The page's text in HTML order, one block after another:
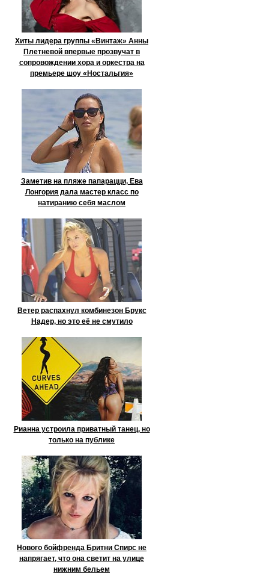
Хиты лидера группы «Винтаж» Анны
Плетневой впервые прозвучат в
сопровождении хора и оркестра на
премьере шоу «Ностальгия»
Заметив на пляже папарацци, Ева
Лонгория дала мастер класс по
натиранию себя маслом
Ветер распахнул комбинезон Брукс
Надер, но это её не смутило
Рианна устроила приватный танец, но
только на публике
Нового бойфренда Бритни Спирс не
напрягает, что она светит на улице
нижним бельем